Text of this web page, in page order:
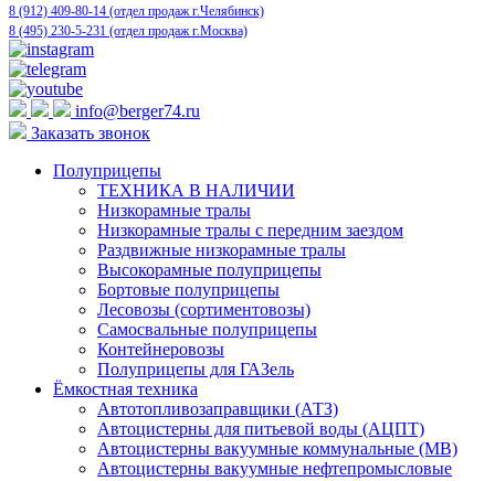
8 (912) 409-80-14 (отдел продаж г.Челябинск)
8 (495) 230-5-231 (отдел продаж г.Москва)
info@berger74.ru
Заказать звонок
Полуприцепы
ТЕХНИКА В НАЛИЧИИ
Низкорамные тралы
Низкорамные тралы с передним заездом
Раздвижные низкорамные тралы
Высокорамные полуприцепы
Бортовые полуприцепы
Лесовозы (сортиментовозы)
Самосвальные полуприцепы
Контейнеровозы
Полуприцепы для ГАЗель
Ёмкостная техника
Автотопливозаправщики (АТЗ)
Автоцистерны для питьевой воды (АЦПТ)
Автоцистерны вакуумные коммунальные (МВ)
Автоцистерны вакуумные нефтепромысловые